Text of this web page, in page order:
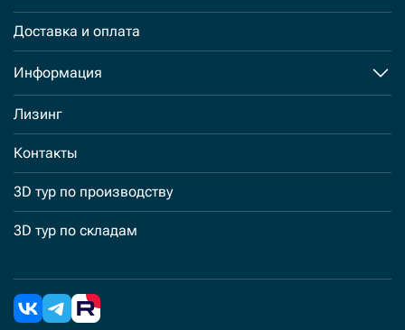
Доставка и оплата
Информация
Лизинг
Контакты
3D тур по производству
3D тур по складам